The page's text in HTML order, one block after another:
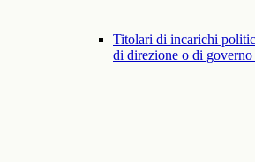
Titolari di incarichi
di direzione o di governo